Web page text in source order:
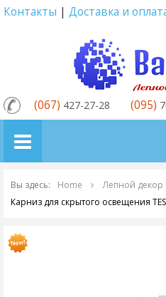
Контакты | Доставка и
(067) 427-27-28 (095)
Вы здесь: Home Лепной декор
Карниз для скрытого освещения